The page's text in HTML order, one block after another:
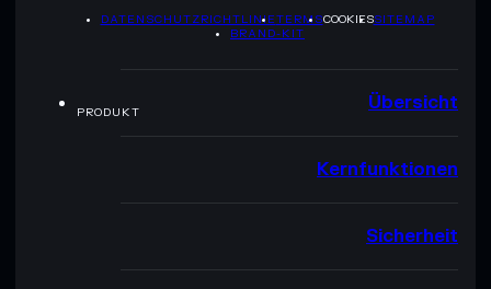
DATENSCHUTZRICHTLINIETERMSCOOKIESSITEMAP
BRAND-KIT
PRODUKT Übersicht
Kernfunktionen
Sicherheit